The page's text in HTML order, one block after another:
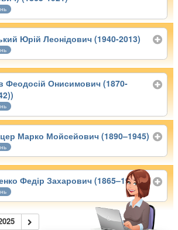
Юрій Леонідович (1940-2013)
Феодосій Онисимович (1870-
Марко Мойсейович (1890–1945)
Федір Захарович (1865–1924)